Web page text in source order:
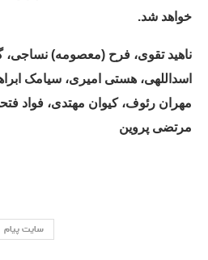
خواهد شد.
ناهید تقوی، فرح (معصومه) نساجی،
اسداللهی، هستی امیری، سیامک
مهران رئوف، کیوان مهتدی، فواد
مرتضی پروین
سایت پیام